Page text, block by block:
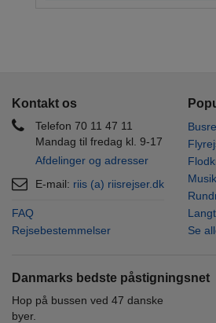
Kontakt os
Telefon 70 11 47 11
Mandag til fredag kl. 9-17
Afdelinger og adresser
E-mail: riis (a) riisrejser.dk
FAQ
Rejsebestemmelser
Se
Danmarks bedste påstigningsnet
Hop på bussen ved 47 danske
byer.